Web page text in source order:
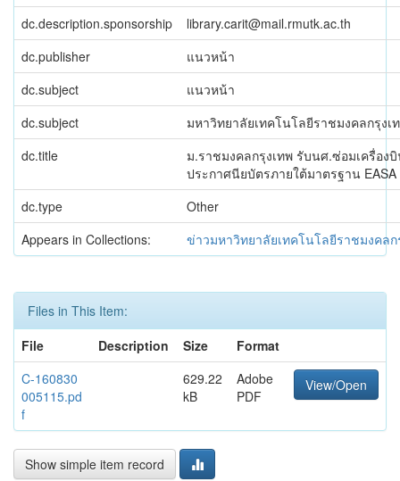
dc.description.sponsorship
library.carit@mail.rmutk.ac.th
dc.publisher
แนวหน้า
dc.subject
แนวหน้า
dc.subject
มหาวิทยาลัยเทคโนโลยีราชมงคลกรุงเ
dc.title
ม.ราชมงคลกรุงเทพ รับนศ.ซ่อมเครื่อง
ประกาศนียบัตรภายใต้มาตรฐาน EASA
dc.type
Other
Appears in Collections:
ข่าวมหาวิทยาลัยเทคโนโลยีราชมงคลก
Files in This Item:
File
Description Size
Format
C-160830
005115.pd
f
629.22
kB
Adobe
PDF
View/Open
Show simple item record